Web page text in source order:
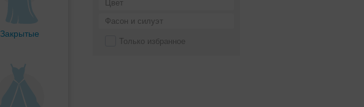
Цвет
Фасон и силуэт
Только избранное
Закрытые